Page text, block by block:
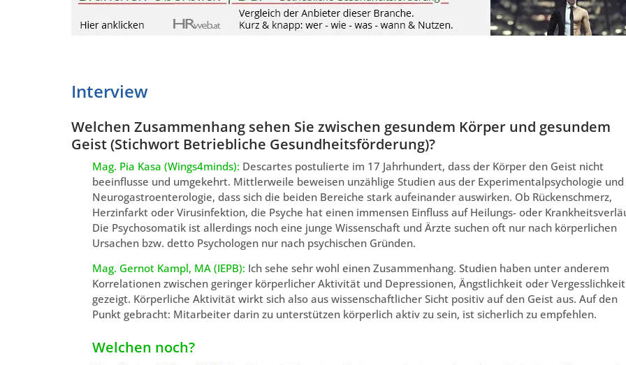
Interview
Welchen Zusammenhang sehen Sie zwischen gesundem Körper und gesundem
Geist (Stichwort Betriebliche Gesundheitsförderung)?
Mag. Pia Kasa (Wings4minds): Descartes postulierte im 17 Jahrhundert, dass der Körper den Geist nicht
beeinflusse und umgekehrt. Mittlerweile beweisen unzählige Studien aus der Experimentalpsychologie
Neurogastroenterologie, dass sich die beiden Bereiche stark aufeinander auswirken. Ob Rückenschmerz,
Herzinfarkt oder Virusinfektion, die Psyche hat einen immensen Einfluss auf Heilungs- oder
Die Psychosomatik ist allerdings noch eine junge Wissenschaft und Ärzte suchen oft nur nach körperlichen
Ursachen bzw. detto Psychologen nur nach psychischen Gründen.
Mag. Gernot Kampl, MA (IEPB): Ich sehe sehr wohl einen Zusammenhang. Studien haben unter anderem
Korrelationen zwischen geringer körperlicher Aktivität und Depressionen, Ängstlichkeit oder Vergesslichkeit
gezeigt. Körperliche Aktivität wirkt sich also aus wissenschaftlicher Sicht positiv auf den Geist aus. Auf den
Punkt gebracht: Mitarbeiter darin zu unterstützen körperlich aktiv zu sein, ist sicherlich zu empfehlen.
Welchen noch?